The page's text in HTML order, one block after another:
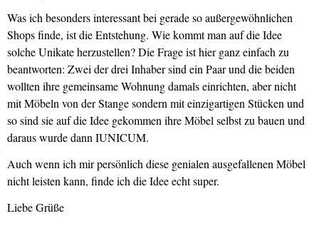
Was ich besonders interessant bei gerade so außergewöhnlichen
Shops finde, ist die Entstehung. Wie kommt man auf die Idee
solche Unikate herzustellen? Die Frage ist hier ganz einfach zu
beantworten: Zwei der drei Inhaber sind ein Paar und die beiden
wollten ihre gemeinsame Wohnung damals einrichten, aber nicht
mit Möbeln von der Stange sondern mit einzigartigen Stücken und
so sind sie auf die Idee gekommen ihre Möbel selbst zu bauen und
daraus wurde dann IUNICUM.
Auch wenn ich mir persönlich diese genialen ausgefallenen Möbel
nicht leisten kann, finde ich die Idee echt super.
Liebe Grüße